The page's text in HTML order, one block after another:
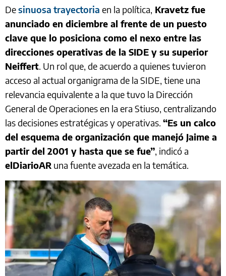
Desinuosa trayectoria en la política, Kravetz fue
anunciado en diciembre al frente de un puesto
clave que lo posiciona como el nexo entre las
direcciones operativas de la SIDE y su superior
Neiffert . Un rol que, de acuerdo a quienes tuvieron
acceso al actual organigrama de la SIDE, tiene una
relevancia equivalente a la que tuvo la Dirección
General de Operaciones en la era Stiuso, centralizando
las decisiones estratégicas y operativas. “Es un calco
del esquema de organización que manejó Jaime a
partir del 2001 y hasta que se fue” , indicó a
elDiarioAR una fuente avezada en la temática.